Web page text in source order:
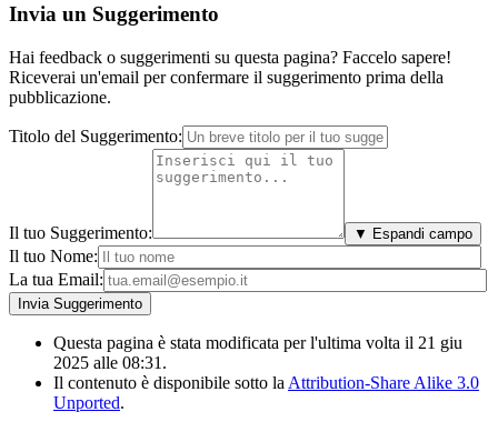
Invia un Suggerimento
Hai feedback o suggerimenti su questa pagina? Faccelo sapere!
Riceverai un'email per confermare il suggerimento prima della
pubblicazione.
Titolo del Suggerimento:
Il tuo Suggerimento: ▼ Espandi campo
Il tuo Nome:
La tua Email:
Questa pagina è stata modificata per l'ultima volta il 21 giu
2025 alle 08:31.
Il contenuto è disponibile sotto la Attribution-Share Alike 3.0
Unported.